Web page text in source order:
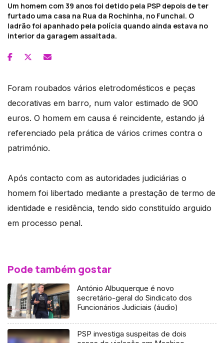
Um homem com 39 anos foi detido pela PSP depois de ter
furtado uma casa na Rua da Rochinha, no Funchal. O
ladrão foi apanhado pela polícia quando ainda estava no
interior da garagem assaltada.
Foram roubados vários eletrodomésticos e peças
decorativas em barro, num valor estimado de 900
euros. O homem em causa é reincidente, estando já
referenciado pela prática de vários crimes contra o
património.
Após contacto com as autoridades judiciárias o
homem foi libertado mediante a prestação de termo de
identidade e residência, tendo sido constituído arguido
em processo penal.
Pode também gostar
António Albuquerque é novo
secretário-geral do Sindicato dos
Funcionários Judiciais (áudio)
PSP investiga suspeitas de dois